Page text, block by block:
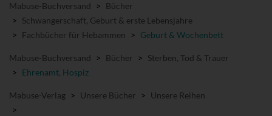
Mabuse-Buchversand > Bücher
> Schwangerschaft, Geburt & erste Lebensjahre
> Fachbücher für Hebammen > Geburt & Wochenbett
Mabuse-Buchversand > Bücher > Sterben, Tod & Trauer
> Ehrenamt, Hospiz
Mabuse-Verlag > Unsere Bücher > Unsere Reihen
>